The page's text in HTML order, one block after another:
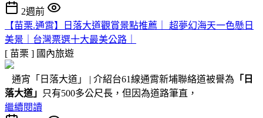
2週前
【苗栗.通霄】日落大道觀賞景點推薦｜ 超夢幻海天一色懸日
美景｜台灣票選十大最美公路｜
[ 苗栗 ] 國內旅遊
通宵「日落大道」 | 介紹台61線通霄新埔聯絡道被譽為 「日
落大道」
只有500多公尺長，但因為道路筆直，
繼續閱讀